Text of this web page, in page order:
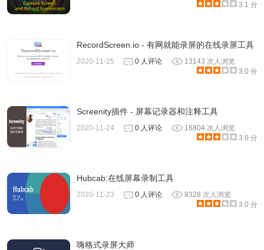
6、录制开始后，会显示一个正在录制标识，地址栏下方可以
单击【停止】按钮结束录制。
3.1 分
RecordScreen.io - 有网就能录屏的在线录屏工具
2020-11-25 0 人评论
13143 次人浏览
3.0 分
Screenity插件 - 屏幕记录器和注释工具
2020-11-24 0 人评论
16804 次人浏览
3.0 分
Hubcab:在线屏幕录制工具
2020-11-23 0 人评论
8328 次人浏览
3.0 分
嗨格式录屏大师